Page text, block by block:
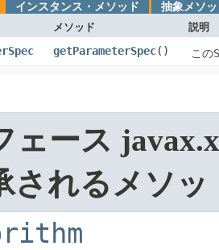
インスタンス・メソッド
抽象メソ
メソッド 説明
getParameterSpec​() この
ェース
されるメソッ